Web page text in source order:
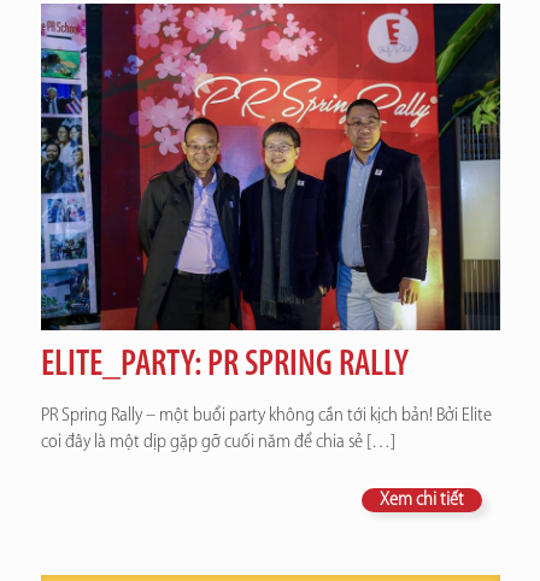
ELITE_PARTY: PR SPRING RALLY
PR Spring Rally – một buổi party không cần tới kịch bản! Bởi Elite
coi đây là một dịp gặp gỡ cuối năm để chia sẻ[…]
Xem chi tiết